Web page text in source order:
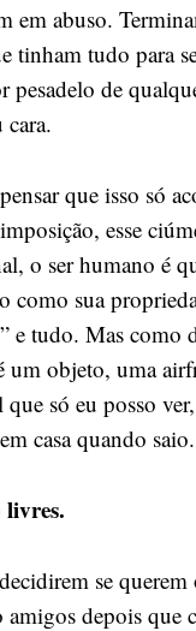
em abuso.
tinham tudo para
pesadelo de
cara.
que isso só
esse
o ser humano é
como sua
e tudo. Mas como
um objeto, uma
só eu posso
casa quando saio.
livres.
se querem
depois que